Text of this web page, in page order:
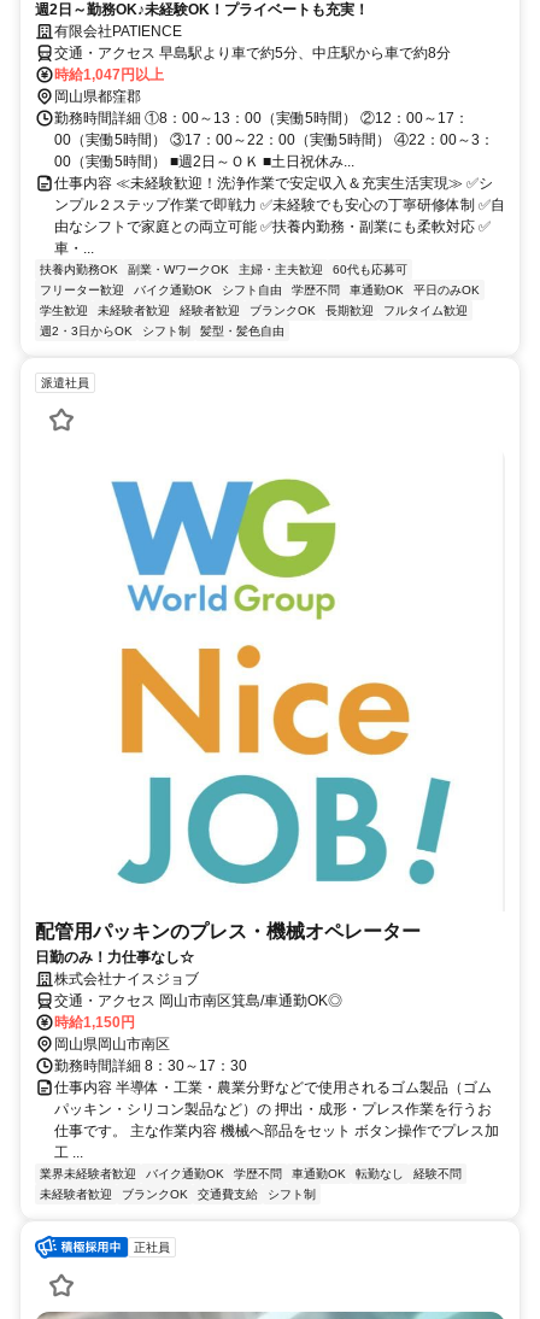
週2日～勤務OK♪未経験OK！プライベートも充実！
有限会社PATIENCE
交通・アクセス 早島駅より車で約5分、中庄駅から車で約8分
時給1,047円以上
岡山県都窪郡
勤務時間詳細 ①8：00～13：00（実働5時間） ②12：00～17：
00（実働5時間） ③17：00～22：00（実働5時間） ④22：00～3：
00（実働5時間） ■週2日～ＯＫ ■土日祝休み...
仕事内容 ≪未経験歓迎！洗浄作業で安定収入＆充実生活実現≫ ✅シ
ンプル２ステップ作業で即戦力 ✅未経験でも安心の丁寧研修体制 ✅自
由なシフトで家庭との両立可能 ✅扶養内勤務・副業にも柔軟対応 ✅
車・...
扶養内勤務OK 副業・WワークOK 主婦・主夫歓迎
60代も応募可
フリーター歓迎
バイク通勤OK シフト自由 学歴不問 車通勤OK
平日のみOK
学生歓迎
未経験者歓迎 経験者歓迎 ブランクOK 長期歓迎
フルタイム歓迎
週2・3日からOK
シフト制 髪型・髪色自由
派遣社員
配管用パッキンのプレス・機械オペレーター
日勤のみ！力仕事なし☆
株式会社ナイスジョブ
交通・アクセス 岡山市南区箕島/車通勤OK◎
時給1,150円
岡山県岡山市南区
勤務時間詳細 8：30～17：30
仕事内容 半導体・工業・農業分野などで使用されるゴム製品（ゴム
パッキン・シリコン製品など）の 押出・成形・プレス作業を行うお
仕事です。 主な作業内容 機械へ部品をセット ボタン操作でプレス加
工 ...
業界未経験者歓迎 バイク通勤OK 学歴不問 車通勤OK 転勤なし
経験不問
未経験者歓迎
ブランクOK 交通費支給 シフト制
正社員